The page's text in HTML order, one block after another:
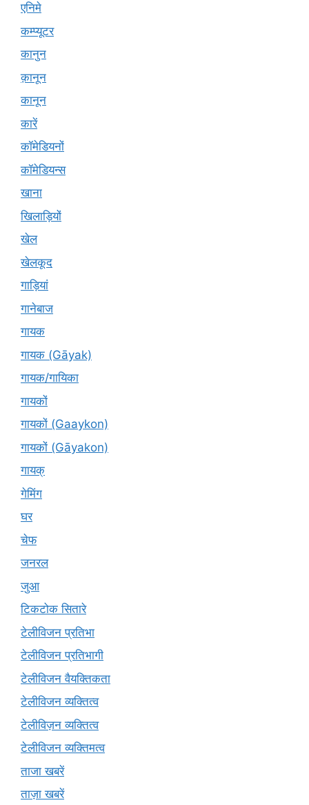
एनिमे
कम्प्यूटर
कानुन
क़ानून
कानून
कारें
कॉमेडियनों
कॉमेडियन्स
खाना
खिलाड़ियों
खेल
खेलकूद
गाड़ियां
गानेबाज
गायक
गायक (Gāyak)
गायक/गायिका
गायकों
गायकों (Gaaykon)
गायकों (Gāyakon)
गायक्
गेमिंग
घर
चेफ
जनरल
जुआ
टिकटोक सितारे
टेलीविजन प्रतिभा
टेलीविजन प्रतिभागी
टेलीविजन वैयक्तिकता
टेलीविजन व्यक्तित्व
टेलीविज़न व्यक्तित्व
टेलीविजन व्यक्तिमत्व
ताजा खबरें
ताज़ा खबरें